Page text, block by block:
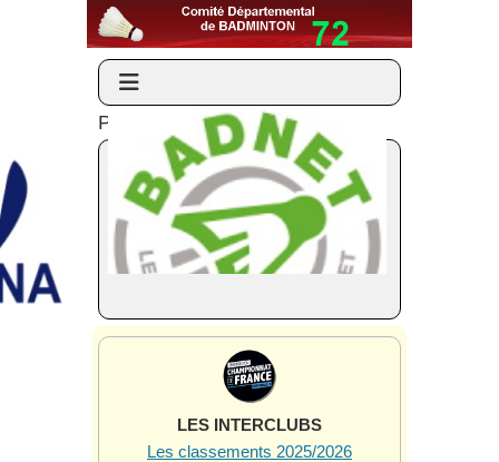
Partenaires et liens
LES INTERCLUBS
Les classements 2025/2026